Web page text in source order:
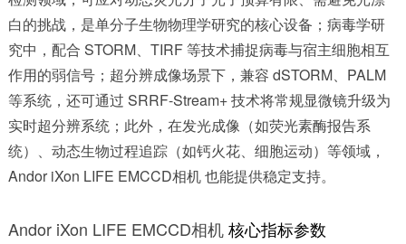
白的挑战，是单分子生物物理学研究的核心设备；病毒学研
究中，配合 STORM、TIRF 等技术捕捉病毒与宿主细胞相互
作用的弱信号；超分辨成像场景下，兼容 dSTORM、PALM
等系统，还可通过 SRRF-Stream+ 技术将常规显微镜升级为
实时超分辨系统；此外，在发光成像（如荧光素酶报告系
统）、动态生物过程追踪（如钙火花、细胞运动）等领域，
Andor iXon LIFE EMCCD相机 也能提供稳定支持。
Andor iXon LIFE EMCCD相机核心指标参数